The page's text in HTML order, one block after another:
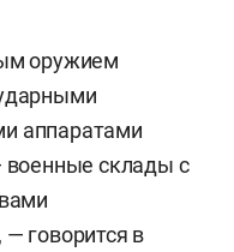
оружием
аппаратами
военные склады с
говорится в